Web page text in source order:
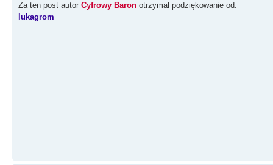
Za ten post autor Cyfrowy Baron otrzymał podziękowanie od:
lukagrom